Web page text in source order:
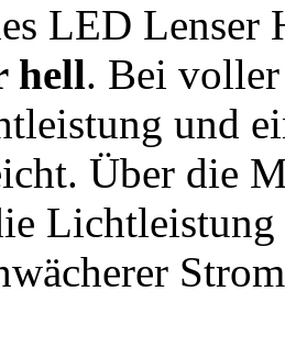
LED Lenser
hell. Bei
und
Über die